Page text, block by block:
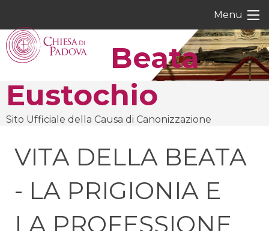
content
Menu
Beata
Eustochio
Sito Ufficiale della Causa di Canonizzazione
VITA DELLA BEATA
- LA PRIGIONIA E
LA PROFESSIONE